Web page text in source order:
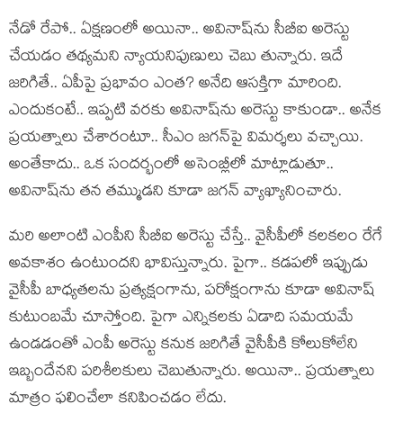
నేడో రేపో.. ఏక్ష‌ణంలో అయినా.. అవినాష్‌ను సీబీఐ అరెస్టు
చేయ‌డం త‌థ్య‌మ‌ని న్యాయ‌నిపుణులు చెబు తున్నారు. ఇదే
జ‌రిగితే.. ఏపీపై ప్ర‌భావం ఎంత‌? అనేది ఆస‌క్తిగా మారింది.
ఎందుకంటే.. ఇప్ప‌టి వ‌ర‌కు అవినాష్‌ను అరెస్టు కాకుండా.. అనేక
ప్ర‌య‌త్నాలు చేశారంటూ.. సీఎం జ‌గ‌న్‌పై విమ‌ర్శ‌లు వ‌చ్చాయి.
అంతేకాదు.. ఒక సంద‌ర్భంలో అసెంబ్లీలో మాట్లాడుతూ..
అవినాష్‌ను త‌న త‌మ్ముడ‌ని కూడా జ‌గ‌న్ వ్యాఖ్యానించారు.
మ‌రి అలాంటి ఎంపీని సీబీఐ అరెస్టు చేస్తే.. వైసీపీలో క‌ల‌క‌లం రేగే
అవ‌కాశం ఉంటుంద‌ని భావిస్తున్నారు. పైగా.. క‌డ‌ప‌లో ఇప్పుడు
వైసీపీ బాధ్య‌త‌ల‌ను ప్ర‌త్య‌క్షంగాను, ప‌రోక్షంగాను కూడా అవినాష్
కుటుంబ‌మే చూస్తోంది. పైగా ఎన్నిక‌ల‌కు ఏడాది స‌మ‌య‌మే
ఉండ‌డంతో ఎంపీ అరెస్టు క‌నుక జ‌రిగితే వైసీపీకి కోలుకోలేని
ఇబ్బందేన‌ని ప‌రిశీల‌కులు చెబుతున్నారు. అయినా.. ప్ర‌య‌త్నాలు
మాత్రం ఫ‌లించేలా క‌నిపించ‌డం లేదు.